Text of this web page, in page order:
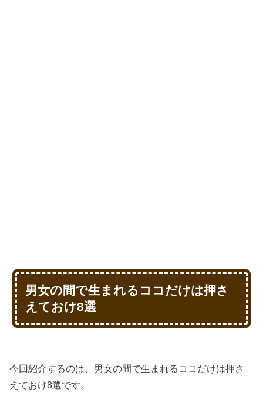
男女の間で生まれるココだけは押さ
えておけ8選
今回紹介するのは、男女の間で生まれるココだけは押さ
えておけ8選です。